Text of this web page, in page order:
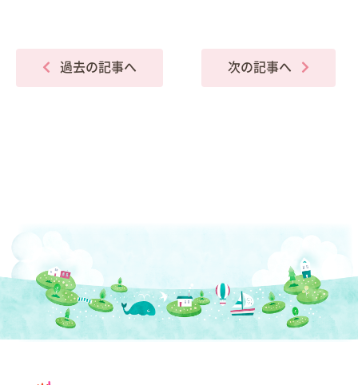
過去の記事へ 次の記事へ